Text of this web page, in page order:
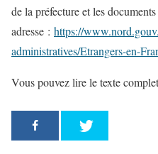
de la préfecture et les
adresse : https://
administratives/Etrangers-en-
Vous pouvez lire le texte